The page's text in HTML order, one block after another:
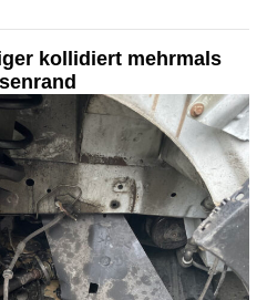
kollidiert mehrmals